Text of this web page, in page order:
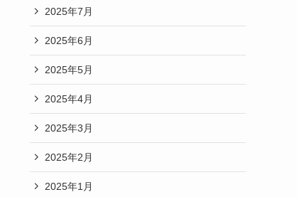
2025年7月
2025年6月
2025年5月
2025年4月
2025年3月
2025年2月
2025年1月